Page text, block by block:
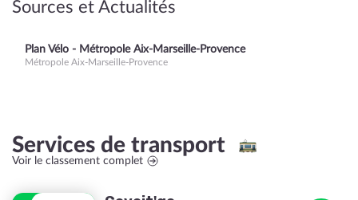
Sources et Actualités
Plan Vélo - Métropole Aix-Marseille-Provence
Métropole Aix-Marseille-Provence
Services de transport
Voir le classement complet